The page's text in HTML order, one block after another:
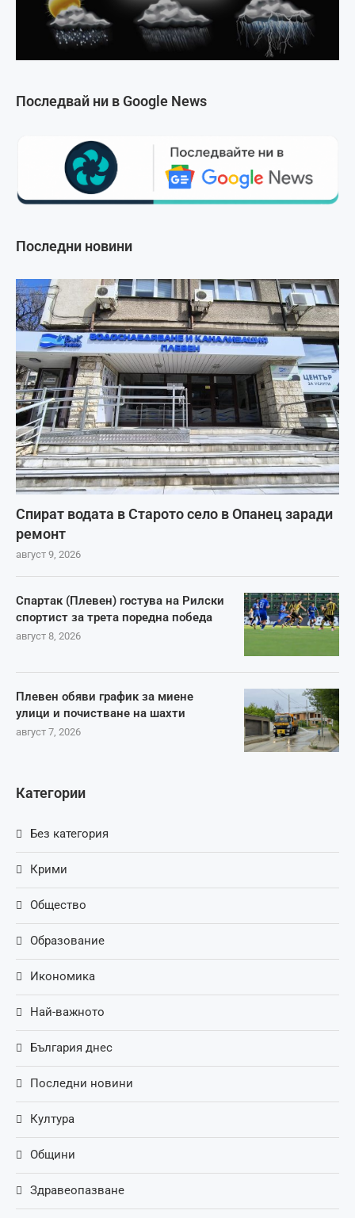
Последвай ни в Google News
Последни новини
Спират водата в Старото село в Опанец заради
ремонт
август 9, 2026
Спартак (Плевен) гостува на Рилски
спортист за трета поредна победа
август 8, 2026
Плевен обяви график за миене
улици и почистване на шахти
август 7, 2026
Категории
Без категория
Крими
Общество
Образование
Икономика
Най-важното
България днес
Последни новини
Култура
Общини
Здравеопазване